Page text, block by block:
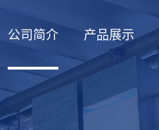
公司简介 产品展示